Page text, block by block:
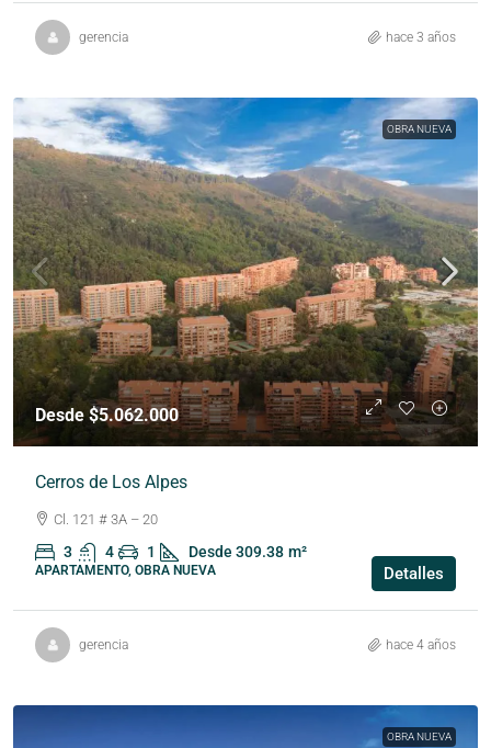
gerencia hace 3 años
OBRA NUEVA
Desde $5.062.000
Cerros de Los Alpes
Cl. 121 # 3A – 20
3 4 1 Desde 309.38 m²
APARTAMENTO, OBRA NUEVA Detalles
gerencia hace 4 años
OBRA NUEVA